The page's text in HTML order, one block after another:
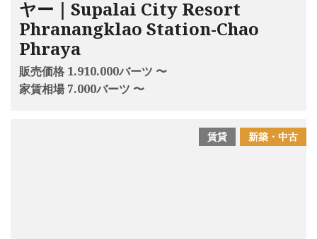
ヤー｜Supalai City Resort
Phranangklao Station-Chao
Phraya
販売価格 1.910.000バーツ 〜
家賃相場 7.000バーツ 〜
新築・中古
賃貸